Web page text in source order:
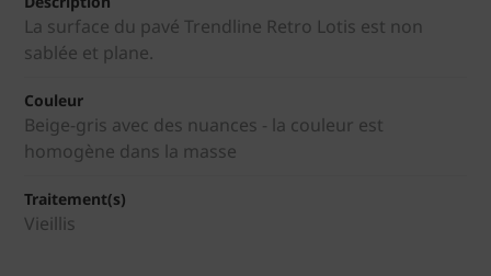
La surface du pavé Trendline Retro Lotis est non
sablée et plane.
Couleur
Beige-gris avec des nuances - la couleur est
homogène dans la masse
Traitement(s)
Vieillis